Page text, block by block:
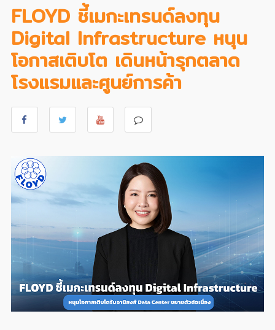
FLOYD ชี้เมกะเทรนด์ลงทุน
Digital Infrastructure หนุน
โอกาสเติบโต เดินหน้ารุกตลาด
โรงแรมและศูนย์การค้า